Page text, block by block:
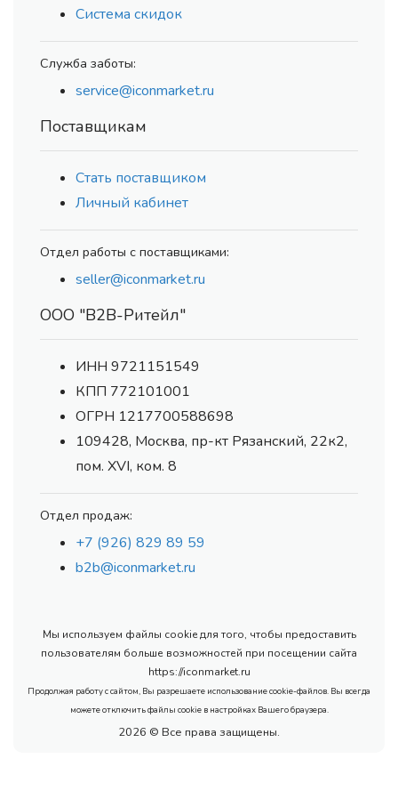
Система скидок
Служба заботы:
service@iconmarket.ru
Поставщикам
Стать поставщиком
Личный кабинет
Отдел работы с поставщиками:
seller@iconmarket.ru
ООО "В2В-Ритейл"
ИНН 9721151549
КПП 772101001
ОГРН 1217700588698
109428, Москва, пр-кт Рязанский, 22к2,
пом. XVI, ком. 8
Отдел продаж:
+7 (926) 829 89 59
b2b@iconmarket.ru
Мы используем файлы cookie для того, чтобы предоставить
пользователям больше возможностей при посещении сайта
https://iconmarket.ru
Продолжая работу с сайтом, Вы разрешаете использование cookie-файлов. Вы всегда
можете отключить файлы cookie в настройках Вашего браузера.
2026 © Все права защищены.